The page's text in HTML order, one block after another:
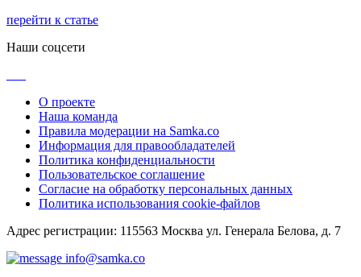
перейти к статье
Наши соцсети
О проекте
Наша команда
Правила модерации на Samka.co
Информация для правообладателей
Политика конфиденциальности
Пользовательское соглашение
Согласие на обработку персональных данных
Политика использования cookie-файлов
Адрес регистрации: 115563 Москва ул. Генерала Белова, д. 7
info@samka.co